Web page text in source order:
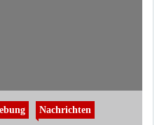
Nachrichten